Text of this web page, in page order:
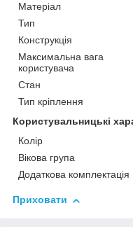
Матеріал
Тип
Конструкція
Максимальна вага
користувача
Стан
Тип кріплення
Користувальницькі
Колір
Вікова група
Додаткова комплектація
Приховати